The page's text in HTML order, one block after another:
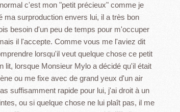
c'est mon "petit précieux" comme je
ma surproduction envers lui, il a très bon
besoin d'un peu de temps pour m'occuper
il l'accepte. Comme vous me l'aviez dit
lorsqu'il veut quelque chose ce petit
lit, lorsque Monsieur Mylo a décidé qu'il était
ou me fixe avec de grand yeux d'un air
suffisamment rapide pour lui, j'ai droit à un
ou si quelque chose ne lui plaît pas, il me